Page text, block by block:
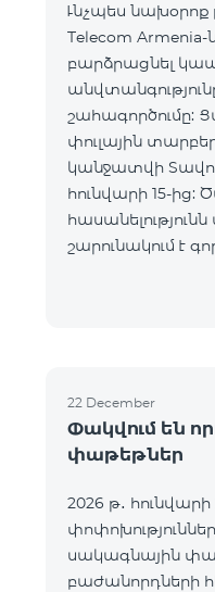
Ւնչպես նախօրոք
Telecom
բարձրացնել
շահագործումը:
փուլային
կանջատվի
հունվարի 15-ից:
շարունակում է
22 December
Փակվում են
փաթեթներ
2026 թ․
սակագնային
բաժանորդների